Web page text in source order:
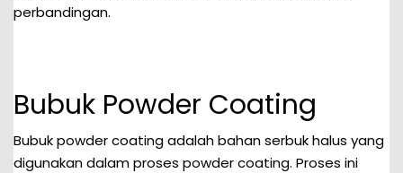
perbandingan.
Bubuk Powder Coating
Bubuk powder coating adalah bahan serbuk halus yang
digunakan dalam proses powder coating. Proses ini